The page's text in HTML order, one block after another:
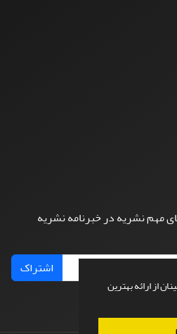
از ارائه بهترین
مهم نشریه در خبرنامه نشریه
اشتراک